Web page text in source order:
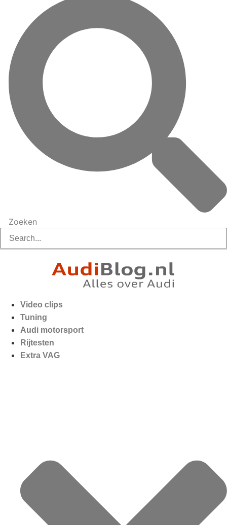
Zoeken
Video clips
Tuning
Audi motorsport
Rijtesten
Extra VAG